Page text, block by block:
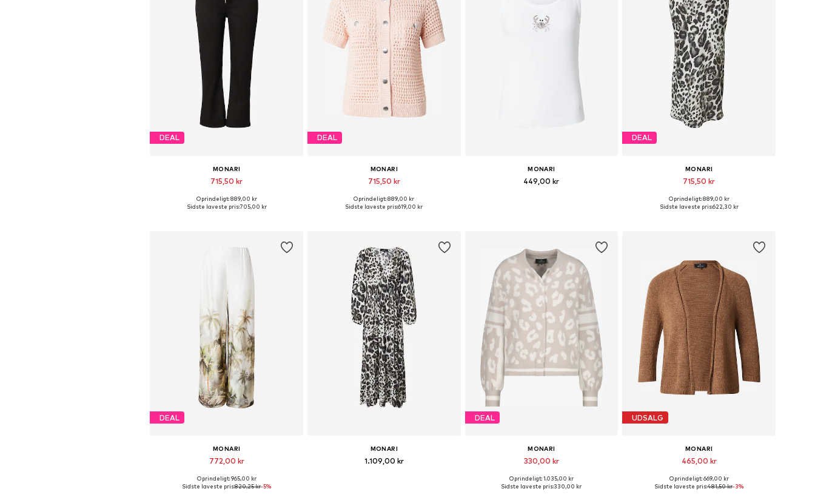
DEAL
MONARI
715,50 kr
Fås i mange størrelser
Oprindeligt: 889,00 kr
Sidste laveste pris:705,00 kr
DEAL
MONARI
715,50 kr
Tilgængelige størrelser: XS, S, M, L, XL
Oprindeligt: 889,00 kr
Sidste laveste pris:619,00 kr
MONARI
449,00 kr
DEAL
MONARI
715,50 kr
Oprindeligt: 889,00 kr
Sidste laveste pris:622,30 kr
DEAL
MONARI
772,00 kr
Tilgængelige størrelser: 36, 38, 40, 42, 44
Oprindeligt: 965,00 kr
Sidste laveste pris:820,25 kr-5%
MONARI
1.109,00 kr
DEAL
MONARI
330,00 kr
Tilgængelige størrelser: L, XL, XXL, XXXL
Oprindeligt: 1.035,00 kr
Sidste laveste pris:330,00 kr
UDSALG
MONARI
465,00 kr
Tilgængelige størrelser: M, L, XL, XXL
Oprindeligt: 669,00 kr
Sidste laveste pris:481,50 kr-3%